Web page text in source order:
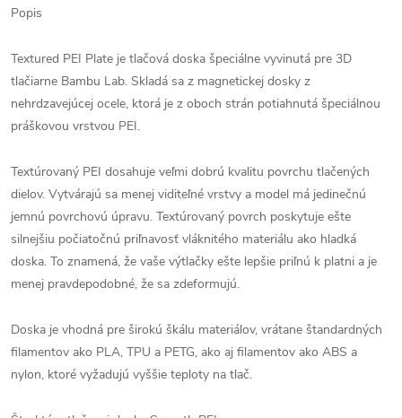
Popis
Textured PEI Plate je tlačová doska špeciálne vyvinutá pre 3D
tlačiarne Bambu Lab. Skladá sa z magnetickej dosky z
nehrdzavejúcej ocele, ktorá je z oboch strán potiahnutá špeciálnou
práškovou vrstvou PEI.
Textúrovaný PEI dosahuje veľmi dobrú kvalitu povrchu tlačených
dielov. Vytvárajú sa menej viditeľné vrstvy a model má jedinečnú
jemnú povrchovú úpravu. Textúrovaný povrch poskytuje ešte
silnejšiu počiatočnú priľnavosť vláknitého materiálu ako hladká
doska. To znamená, že vaše výtlačky ešte lepšie priľnú k platni a je
menej pravdepodobné, že sa zdeformujú.
Doska je vhodná pre širokú škálu materiálov, vrátane štandardných
filamentov ako PLA, TPU a PETG, ako aj filamentov ako ABS a
nylon, ktoré vyžadujú vyššie teploty na tlač.